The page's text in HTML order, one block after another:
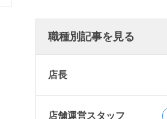
職種別記事を見る
店長
店舗運営スタッフ